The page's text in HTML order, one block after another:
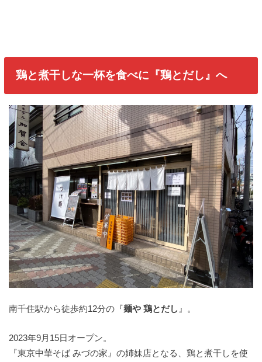
鶏と煮干しな一杯を食べに『鶏とだし』へ
南千住駅から徒歩約12分の『麺や 鶏とだし 』。
2023年9月15日オープン。
『東京中華そば みづの家』の姉妹店となる、鶏と煮干しを使